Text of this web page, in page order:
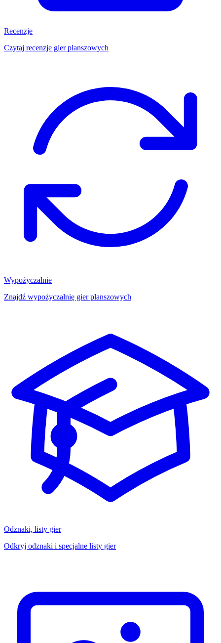
Recenzje
Czytaj recenzje gier planszowych
Wypożyczalnie
Znajdź wypożyczalnię gier planszowych
Odznaki, listy gier
Odkryj odznaki i specjalne listy gier